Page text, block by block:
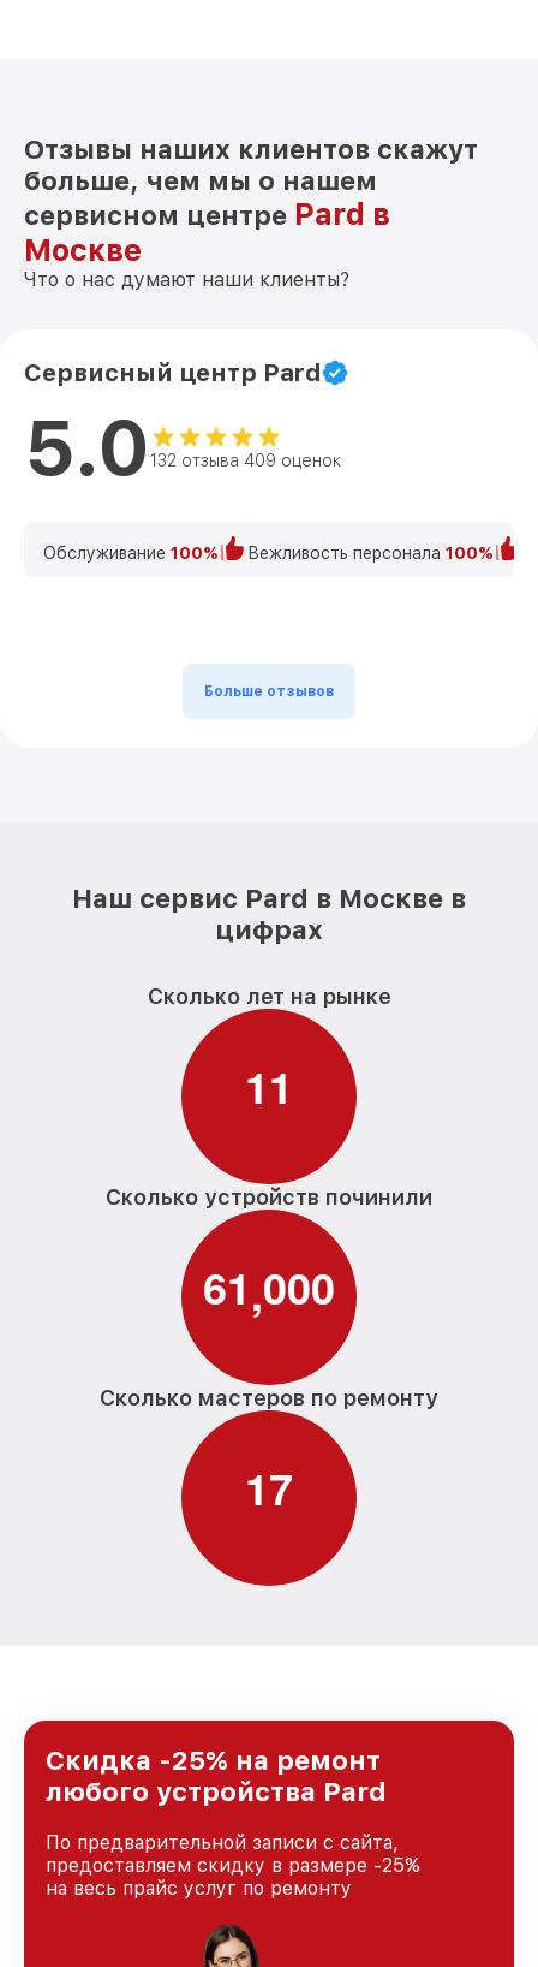
Отзывы наших клиентов скажут
больше, чем мы о нашем
сервисном центре Pard в
Москве
Что о нас думают наши клиенты?
Сервисный центр Pard
5.0 132 отзыва 409 оценок
Обслуживание 100% Вежливость персонала 100%
Больше отзывов
Наш сервис Pard в Москве в
цифрах
Сколько лет на рынке
11
Сколько устройств починили
61,000
Сколько мастеров по ремонту
17
Скидка -25% на ремонт
любого устройства Pard
По предварительной записи с сайта,
предоставляем скидку в размере -25%
на весь прайс услуг по ремонту